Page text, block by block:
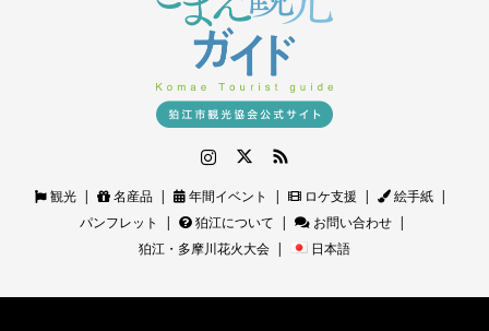
観光 名産品 年間イベント ロケ支援
絵手紙
パンフレット
狛江について
お問い合わせ
狛江・多摩川花火大会
日本語